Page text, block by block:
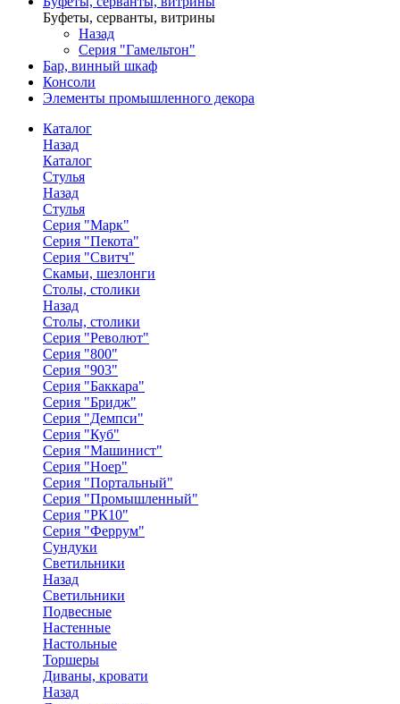
Буфеты, серванты, витрины
Назад
Серия "Гамельтон"
Бар, винный шкаф
Консоли
Элементы промышленного декора
Каталог
Назад
Каталог
Стулья
Назад
Стулья
Серия "Марк"
Серия "Пекота"
Серия "Свитч"
Скамьи, шезлонги
Столы, столики
Назад
Столы, столики
Серия "Револют"
Серия "800"
Серия "903"
Серия "Баккара"
Серия "Бридж"
Серия "Демпси"
Серия "Куб"
Серия "Машинист"
Серия "Ноер"
Серия "Портальный"
Серия "Промышленный"
Серия "РК10"
Серия "Феррум"
Сундуки
Светильники
Назад
Светильники
Подвесные
Настенные
Настольные
Торшеры
Диваны, кровати
Назад